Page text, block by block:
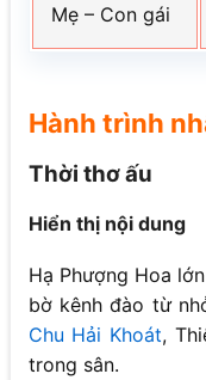
Mẹ – Con gái
Hành trình
Thời thơ ấu
Hiển thị nội dung
Hạ Phượng Hoa
bờ kênh đào từ
Chu Hải Khoát,
trong sân.